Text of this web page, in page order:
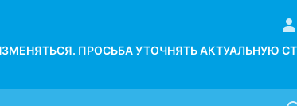
ПРОСЬБА УТОЧНЯТЬ АКТУАЛЬНУЮ